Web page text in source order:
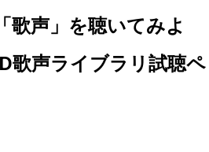
歌声」を聴いてみよ
歌声ライブラリ試聴ペ